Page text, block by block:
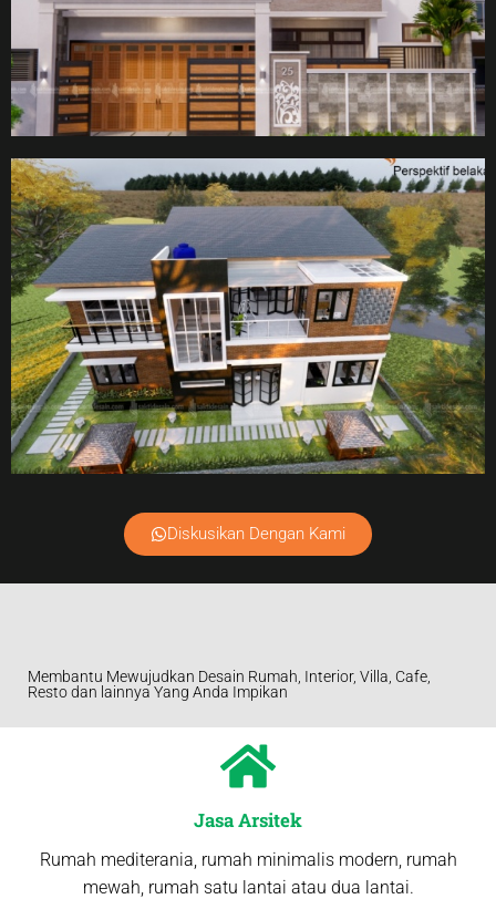
Diskusikan Dengan Kami
Membantu Mewujudkan Desain Rumah, Interior, Villa, Cafe,
Resto dan lainnya Yang Anda Impikan
Jasa Arsitek
Rumah mediterania, rumah minimalis modern, rumah
mewah, rumah satu lantai atau dua lantai.